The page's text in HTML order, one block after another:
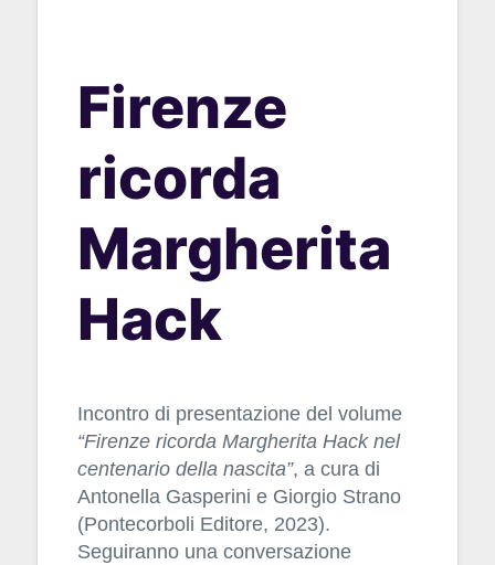
Firenze
ricorda
Margherita
Hack
Incontro di presentazione del volume
“Firenze ricorda Margherita Hack nel
centenario della nascita”, a cura di
Antonella Gasperini e Giorgio Strano
(Pontecorboli Editore, 2023).
Seguiranno una conversazione